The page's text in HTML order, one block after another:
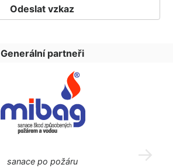
Generální partneři
sanace po požáru